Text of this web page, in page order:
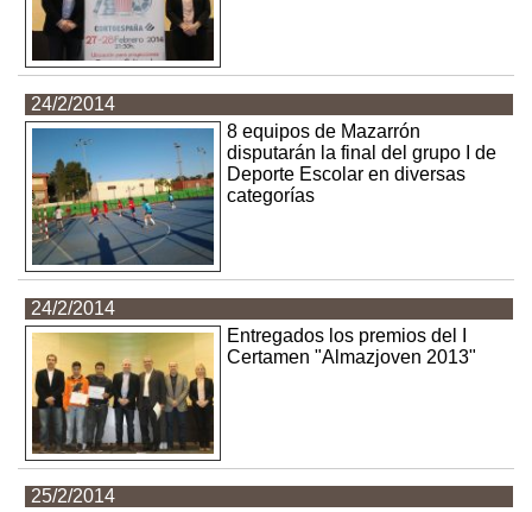
24/2/2014
8 equipos de Mazarrón
disputarán la final del grupo I de
Deporte Escolar en diversas
categorías
24/2/2014
Entregados los premios del I
Certamen "Almazjoven 2013"
25/2/2014